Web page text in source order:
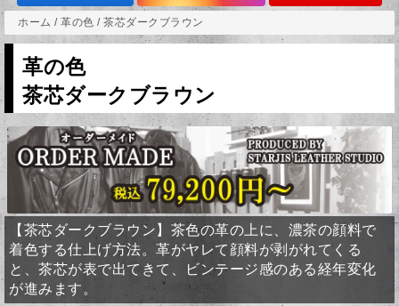
ホーム / 革の色 /茶芯ダークブラウン
革の色
茶芯ダークブラウン
【茶芯ダークブラウン】茶色の革の上に、濃茶の顔料で
着色する仕上げ方法。革がヤレて顔料が剥がれてくる
と、茶芯が表で出てきて、ビンテージ感のある経年変化
が進みます。